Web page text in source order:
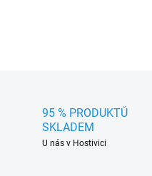
95 % PRODUKTŮ
SKLADEM
U nás v Hostivici